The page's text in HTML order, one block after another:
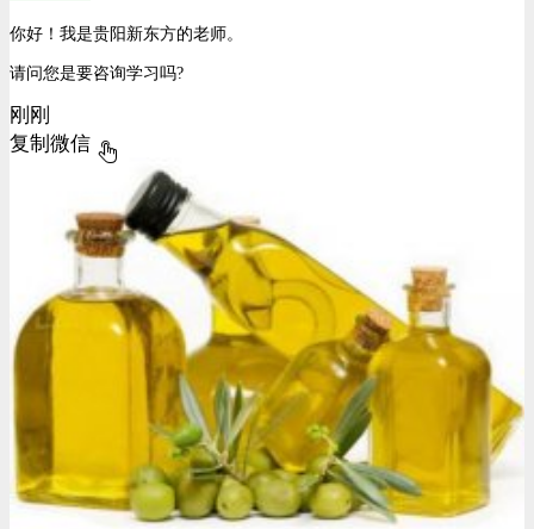
你好！我是贵阳新东方的老师。
请问您是要咨询学习吗?
刚刚
复制微信